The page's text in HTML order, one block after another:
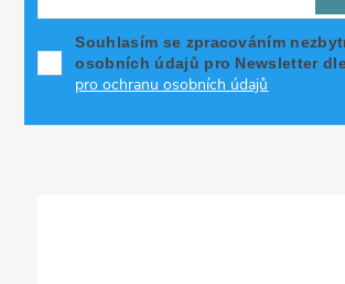
Souhlasím se zpracováním
osobních údajů pro Newsletter
pro ochranu osobních údajů